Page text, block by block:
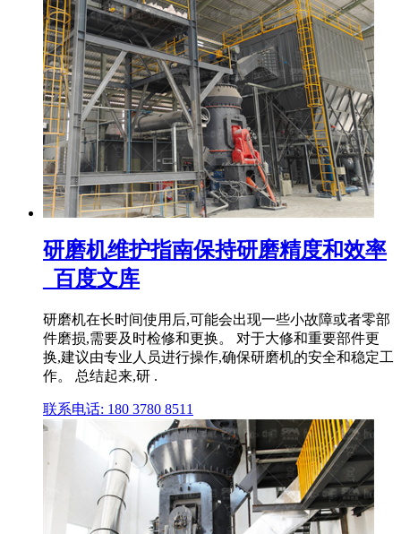
研磨机维护指南保持研磨精度和效率
_百度文库
研磨机在长时间使用后,可能会出现一些小故障或者零部
件磨损,需要及时检修和更换。 对于大修和重要部件更
换,建议由专业人员进行操作,确保研磨机的安全和稳定工
作。 总结起来,研 .
联系电话: 180 3780 8511